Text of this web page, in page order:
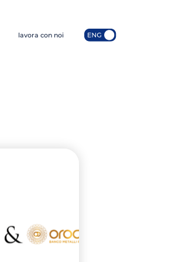
lavora con noi